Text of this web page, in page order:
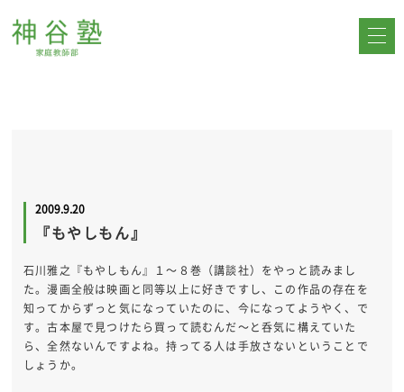
2009.9.20
『もやしもん』
石川雅之『もやしもん』１～８巻（講談社）をやっと読みまし
た。漫画全般は映画と同等以上に好きですし、この作品の存在を
知ってからずっと気になっていたのに、今になってようやく、で
す。古本屋で見つけたら買って読むんだ～と呑気に構えていた
ら、全然ないんですよね。持ってる人は手放さないということで
しょうか。